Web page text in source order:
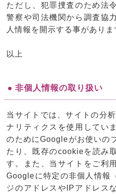
ただし、犯罪捜査のため法
警察や司法機関から調査協
人情報を開示する事があり
以上
● 非個人情報の取り扱い
当サイトでは、サイトの分
ナリティクスを使用してい
のためにGoogleがお使いの
たり、既存のcookieを読み
す。また、当サイトをご利
Googleに特定の非個人情報
ジのアドレスやIPアドレス